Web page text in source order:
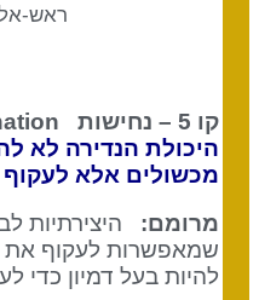
ראש-אל
קו 5 – נחישות Determination
היכולת הנדירה לא
מכשולים אלא לעקוף
מרומם:היצירתיות
שמאפשרות לעקוף את
להיות בעל דמיון כדי